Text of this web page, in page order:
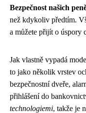
Bezpečnost našich
než kdykoliv předtím.
a můžete přijít o úspory
Jak vlastně vypadá
to jako několik vrstev
bezpečnostní dveře,
přihlášení do
technologiemi, takže je